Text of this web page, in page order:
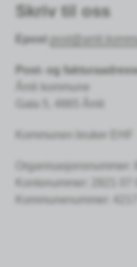
Skriv til oss
Epost
Post- og
Åmli kommune
Gata 5, 4865 Åmli
Kommunen bruker EHF
Organisasjonsnummer:
Kontonummer:
Kommunenummer: 4217